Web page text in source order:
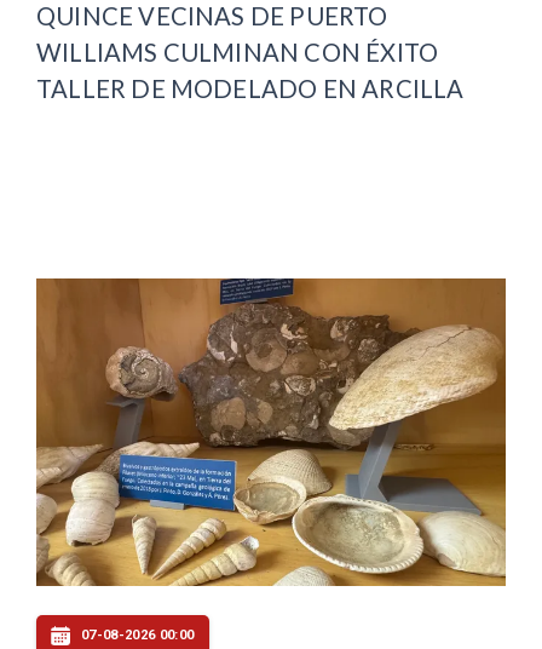
QUINCE VECINAS DE PUERTO
WILLIAMS CULMINAN CON ÉXITO
TALLER DE MODELADO EN ARCILLA
07-08-2026 00:00